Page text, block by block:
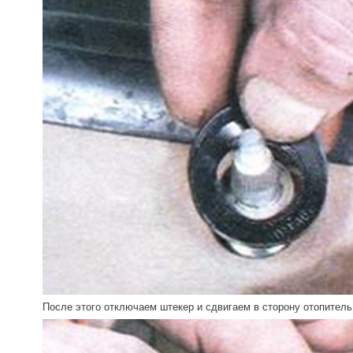
После этого отключаем штекер и сдвигаем в сторону